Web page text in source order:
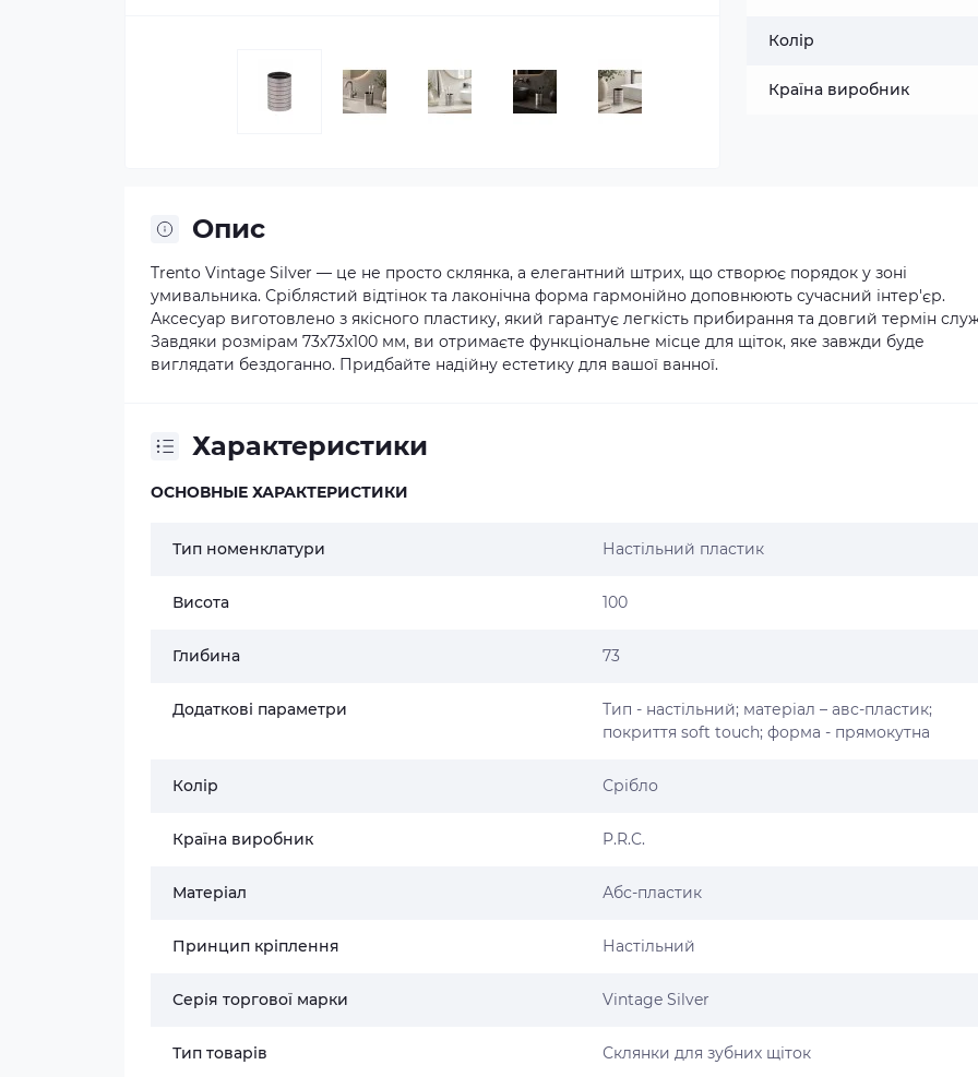
Колір
Країна виробник
Опис
Trento Vintage Silver — це не просто склянка, а елегантний штрих, що створює порядок у зоні
умивальника. Сріблястий відтінок та лаконічна форма гармонійно доповнюють сучасний інтер'єр.
Аксесуар виготовлено з якісного пластику, який гарантує легкість прибирання та довгий термін
Завдяки розмірам 73х73х100 мм, ви отримаєте функціональне місце для щіток, яке завжди буде
виглядати бездоганно. Придбайте надійну естетику для вашої ванної.
Характеристики
ОСНОВНЫЕ ХАРАКТЕРИСТИКИ
Тип номенклатури Настільний пластик
Висота 100
Глибина 73
Додаткові параметри
Тип - настільний; матеріал – авс-пластик;
покриття soft touch; форма - прямокутна
Колір Срібло
Країна виробник P.R.C.
Матеріал Абс-пластик
Принцип кріплення Настільний
Серія торгової марки Vintage Silver
Тип товарів Склянки для зубних щіток